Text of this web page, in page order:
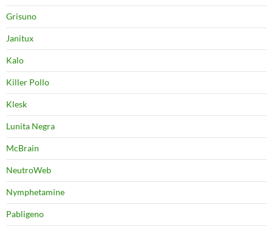
Grisuno
Janitux
Kalo
Killer Pollo
Klesk
Lunita Negra
McBrain
NeutroWeb
Nymphetamine
Pabligeno